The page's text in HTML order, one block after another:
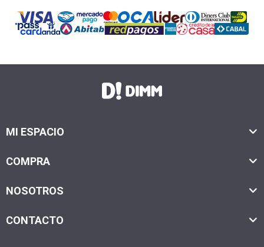
MI ESPACIO
COMPRA
NOSOTROS
CONTACTO